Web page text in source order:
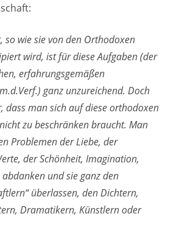
so wie sie von den Orthodoxen
wird, ist für diese Aufgaben (der
erfahrungsgemäßen
ganz unzureichend. Doch
dass man sich auf diese orthodoxen
zu beschränken braucht. Man
Problemen der Liebe, der
der Schönheit, Imagination,
und sie ganz den
überlassen, den Dichtern,
Dramatikern, Künstlern oder